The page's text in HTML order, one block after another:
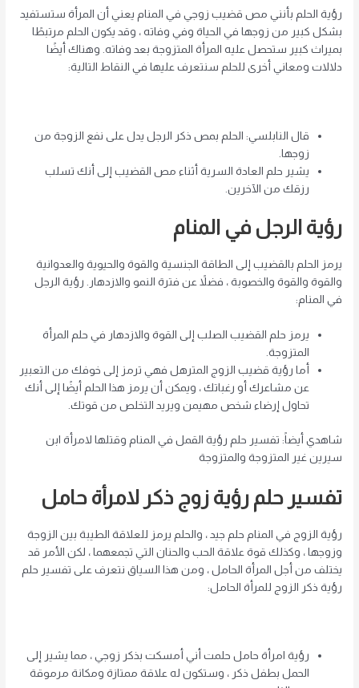
رؤية الحلم بأنني مص قضيب زوجي في المنام يعني أن المرأة ستستفيد
بشكل كبير من زوجها في الحياة وفي وفاته ، وقد يكون الحلم مرتبطًا
بميراث كبير ستحصل عليه المرأة المتزوجة بعد وفاته. وهناك أيضًا
دلالات ومعاني أخرى للحلم سنتعرف عليها في النقاط التالية:
قال النابلسي: الحلم بمص ذكر الرجل يدل على نفع الزوجة من
زوجها.
يشير حلم العادة السرية أثناء مص القضيب إلى أنك تسلب
رزقك من الآخرين.
رؤية الرجل في المنام
يرمز الحلم بالقضيب إلى الطاقة الجنسية والقوة والحيوية والعدوانية
والقوة والقوة والخصوبة ، فضلاً عن فترة النمو والازدهار. رؤية الرجل
في المنام:
يرمز حلم القضيب الصلب إلى القوة والازدهار في حلم المرأة
المتزوجة.
أما رؤية قضيب الزوج المترهل فهي ترمز إلى خوفك من التعبير
عن مشاعرك أو رغباتك ، ويمكن أن يرمز هذا الحلم أيضًا إلى أنك
تحاول إرضاء شخص مهيمن ويريد التخلص من قوتك.
شاهدي أيضاً: تفسير حلم رؤية القمل في المنام وقتلها لامرأة ابن
سيرين غير المتزوجة والمتزوجة
تفسير حلم رؤية زوج ذكر لامرأة حامل
رؤية الزوج في المنام حلم جيد ، والحلم يرمز للعلاقة الطيبة بين الزوجة
وزوجها ، وكذلك قوة علاقة الحب والحنان التي تجمعهما ، لكن الأمر قد
يختلف من أجل المرأة الحامل ، ومن هذا السياق نتعرف على تفسير حلم
رؤية ذكر الزوج للمرأة الحامل:
رؤية امرأة حامل حلمت أني أمسكت بذكر زوجي ، مما يشير إلى
الحمل بطفل ذكر ، وستكون له علاقة ممتازة ومكانة مرموقة